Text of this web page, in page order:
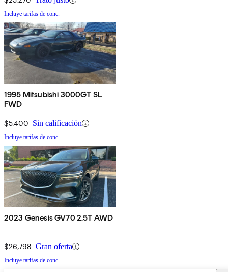
Incluye tarifas de conc.
1995 Mitsubishi 3000GT SL
FWD
$5,400 Sin calificación
Incluye tarifas de conc.
2023 Genesis GV70 2.5T AWD
$26,798 Gran oferta
Incluye tarifas de conc.